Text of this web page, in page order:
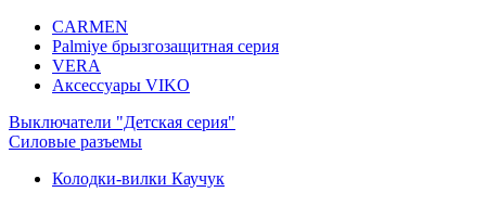
CARMEN
Palmiye брызгозащитная серия
VERA
Аксессуары VIKO
Выключатели "Детская серия"
Силовые разъемы
Колодки-вилки Каучук